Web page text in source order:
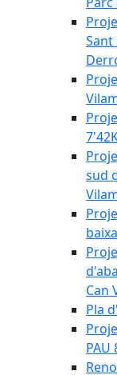
sud
Can
Pla
PAU